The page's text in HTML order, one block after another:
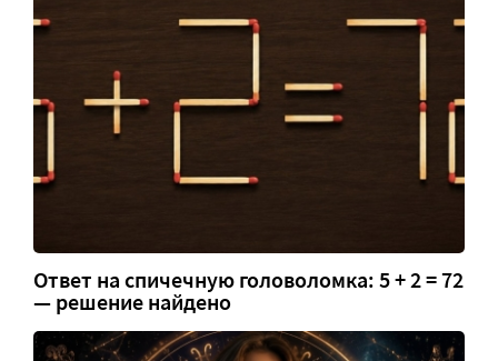
Ответ на спичечную головоломка: 5 + 2 = 72
— решение найдено